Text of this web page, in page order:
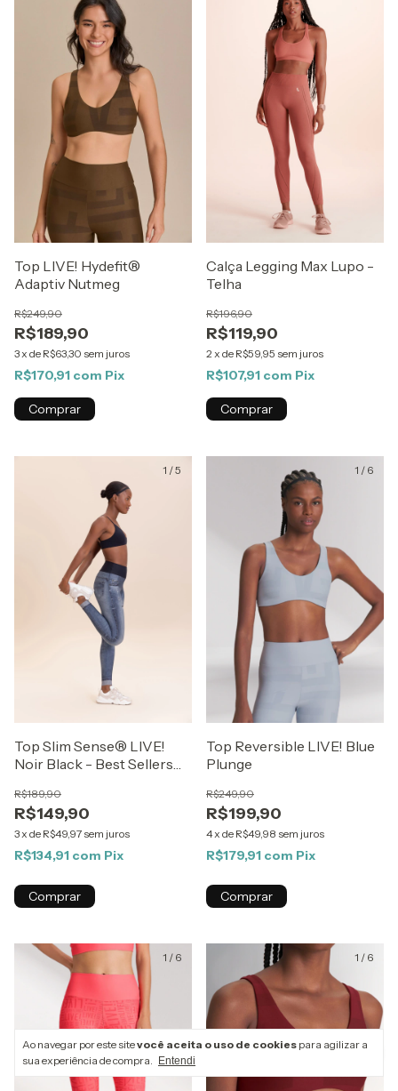
Ao navegar por este sitevocê aceita o uso de cookies para agilizar a
sua experiência de compra.
Entendi
Top LIVE! Hydefit®
Adaptiv Nutmeg
R$189,90
R$249,90
3x de R$63,30 sem juros
R$170,91 com Pix
Comprar
Calça Legging Max Lupo -
Telha
R$119,90
R$196,90
2 x de R$59,95 sem juros
R$107,91 com Pix
Comprar
1 /5
Top Slim Sense® LIVE!
Noir Black - Best Sellers
R$149,90
R$189,90
3x de R$49,97 sem juros
R$134,91 com Pix
Comprar
1 / 6
Top Reversible LIVE! Blue
Plunge
R$199,90
R$249,90
4x de R$49,98 sem juros
R$179,91 com Pix
Comprar
1 / 6 1 / 6